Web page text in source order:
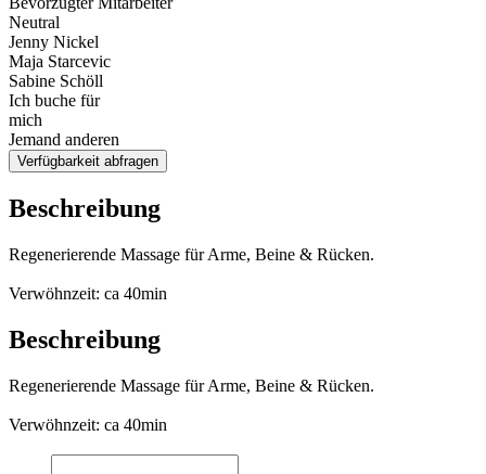
Neutral
Jenny Nickel
Maja Starcevic
Sabine Schöll
Ich buche für
mich
Jemand anderen
Verfügbarkeit abfragen
Beschreibung
Regenerierende Massage für Arme, Beine & Rücken.
Verwöhnzeit: ca 40min
Beschreibung
Regenerierende Massage für Arme, Beine & Rücken.
Verwöhnzeit: ca 40min